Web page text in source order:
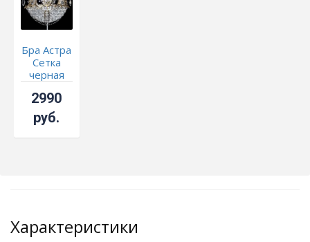
Бра Астра
Сетка
черная
2990
руб.
Характеристики